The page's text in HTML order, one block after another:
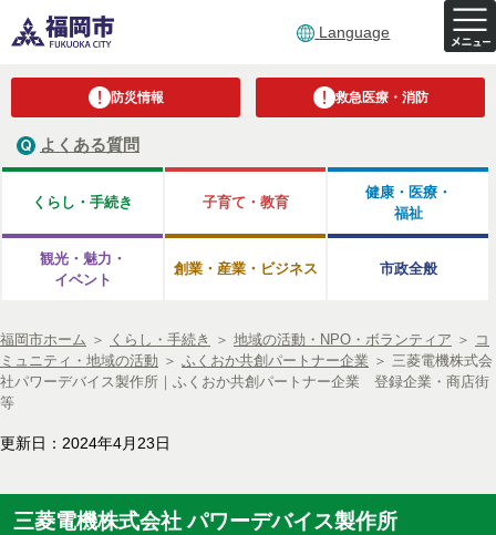
Language
防災情報 救急医療・消防
よくある質問
くらし・手続き 子育て・教育
健康・医療・
福祉
観光・魅力・
イベント
創業・産業・ビジネス 市政全般
福岡市ホーム ＞ くらし・手続き ＞ 地域の活動・NPO・ボランティア ＞ コ
ミュニティ・地域の活動 ＞ ふくおか共創パートナー企業 ＞ 三菱電機株式会
社パワーデバイス製作所｜ふくおか共創パートナー企業 登録企業・商店街
等
更新日：2024年4月23日
三菱電機株式会社 パワーデバイス製作所